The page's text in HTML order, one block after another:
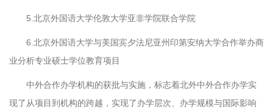
5.北京外国语大学伦敦大学亚非学院联合学院
6.北京外国语大学与美国宾夕法尼亚州印第安纳大学合作举办商
业分析专业硕士学位教育项目
中外合作办学机构的获批与实施，标志着北外中外合作办学实
现了从项目到机构的跨越，实现了办学层次、办学规模与国际影响